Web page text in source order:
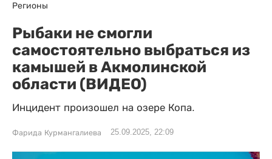
Регионы
Рыбаки не смогли
самостоятельно выбраться из
камышей в Акмолинской
области (ВИДЕО)
Инцидент произошел на озере Копа.
Фарида Курмангалиева 25.09.2025, 22:09